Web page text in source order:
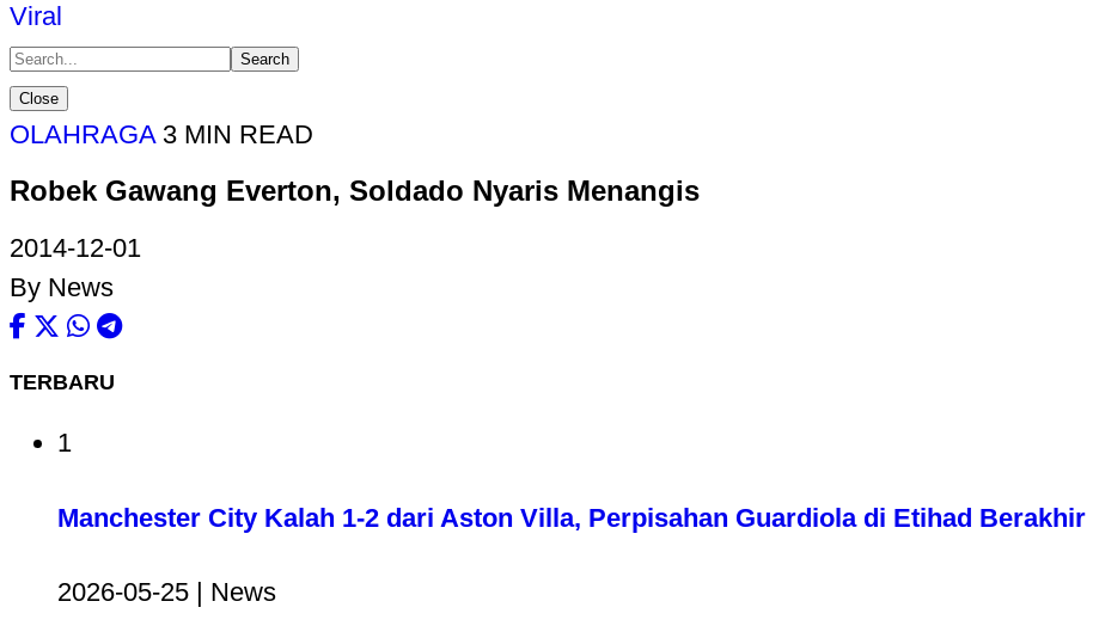
Viral
Search
Close
OLAHRAGA 3 MIN READ
Robek Gawang Everton, Soldado Nyaris Menangis
2014-12-01
By News
TERBARU
1
Manchester City Kalah 1-2 dari Aston Villa, Perpisahan Guardiola di Etihad Berakhir
2026-05-25 | News